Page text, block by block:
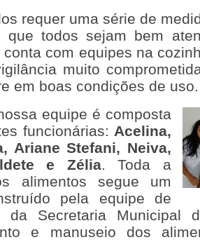
requer uma série de
que todos sejam bem
com equipes na
muito
em boas condições de uso.
equipe é composta
funcionárias: Acelina,
Ariane Stefani, Neiva,
e Zélia. Toda a
alimentos segue um
pela equipe de
da Secretaria Municipal
e manuseio dos